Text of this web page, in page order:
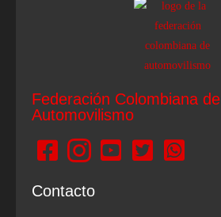
Federación Colombiana de
Automovilismo
Contacto